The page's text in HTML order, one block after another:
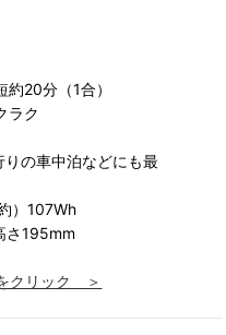
20分（1合）
ラク
の車中泊などにも最
）107Wh
さ195mm
クリック ＞